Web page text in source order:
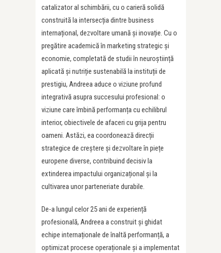
catalizator al schimbării, cu o carieră solidă
construită la intersecția dintre business
internațional, dezvoltare umană și inovație. Cu o
pregătire academică în marketing strategic și
economie, completată de studii în neuroștiință
aplicată și nutriție sustenabilă la instituții de
prestigiu, Andreea aduce o viziune profund
integrativă asupra succesului profesional: o
viziune care îmbină performanța cu echilibrul
interior, obiectivele de afaceri cu grija pentru
oameni. Astăzi, ea coordonează direcții
strategice de creștere și dezvoltare în piețe
europene diverse, contribuind decisiv la
extinderea impactului organizațional și la
cultivarea unor parteneriate durabile.
De-a lungul celor 25 ani de experiență
profesională, Andreea a construit și ghidat
echipe internaționale de înaltă performanță, a
optimizat procese operaționale și a implementat